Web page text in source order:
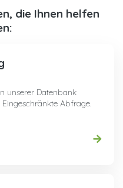
die Ihnen helfen
unserer Datenbank
Abfrage.